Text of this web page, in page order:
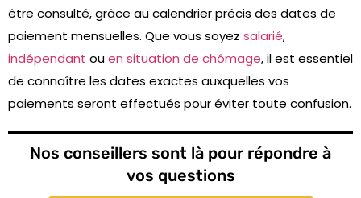
être consulté, grâce au calendrier précis des dates de
paiement mensuelles. Que vous soyez salarié,
indépendant ouen situation de chômage, il est essentiel
de connaître les dates exactes auxquelles vos
paiements seront effectués pour éviter toute confusion.
Nos conseillers sont là pour répondre à
vos questions